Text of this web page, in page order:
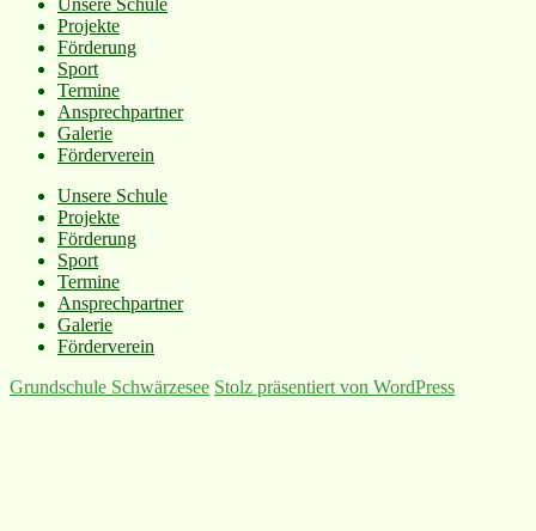
Projekte
Förderung
Sport
Termine
Ansprechpartner
Galerie
Förderverein
Unsere Schule
Projekte
Förderung
Sport
Termine
Ansprechpartner
Galerie
Förderverein
Grundschule Schwärzesee Stolz präsentiert von WordPress